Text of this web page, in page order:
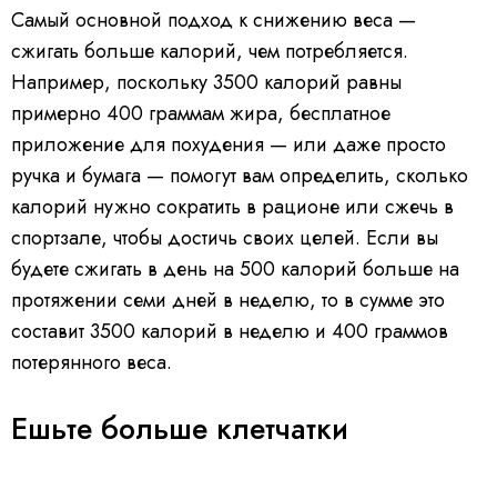
Самый основной подход к снижению веса —
сжигать больше калорий, чем потребляется.
Например, поскольку 3500 калорий равны
примерно 400 граммам жира, бесплатное
приложение для похудения — или даже просто
ручка и бумага — помогут вам определить, сколько
калорий нужно сократить в рационе или сжечь в
спортзале, чтобы достичь своих целей. Если вы
будете сжигать в день на 500 калорий больше на
протяжении семи дней в неделю, то в сумме это
составит 3500 калорий в неделю и 400 граммов
потерянного веса.
Ешьте больше клетчатки